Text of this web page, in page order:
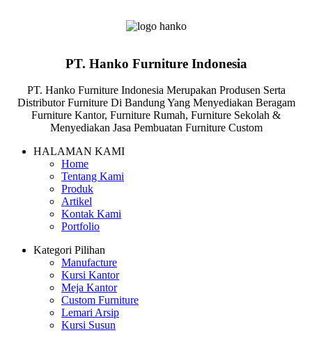
PT. Hanko Furniture Indonesia
PT. Hanko Furniture Indonesia Merupakan Produsen Serta
Distributor Furniture Di Bandung Yang Menyediakan Beragam
Furniture Kantor, Furniture Rumah, Furniture Sekolah &
Menyediakan Jasa Pembuatan Furniture Custom
HALAMAN KAMI
Home
Tentang Kami
Produk
Artikel
Kontak Kami
Portfolio
Kategori Pilihan
Manufacture
Kursi Kantor
Meja Kantor
Custom Furniture
Lemari Arsip
Kursi Susun